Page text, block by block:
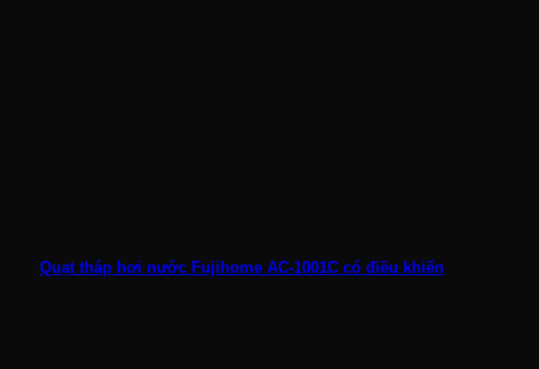
Quạt tháp hơi nước Fujihome AC-1001C có điều khiển